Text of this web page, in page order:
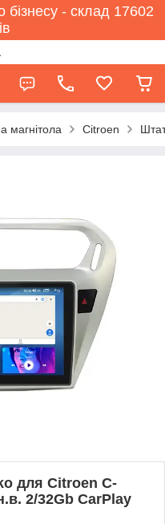
бізнесу - склад 17602
магнітола Citroen
для Citroen C-
2/32Gb CarPlay